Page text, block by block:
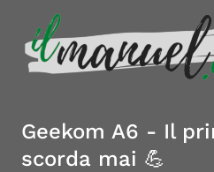
Geekom A6 - Il
scorda mai 💪